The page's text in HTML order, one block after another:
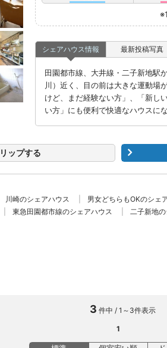
シェアハウス情報
田園都市線、大井線・二子新地駅
川）近く、目の前は大きな運動場
けど、まだ経験ない方」、「新し
い方」にも便利で快適なハウスに
最新投稿写真
ップ
川崎のシェアハウス 男女どちらもOKのシェ
東急田園都市線のシェアハウス 二子新地
3 件中 / 1～3件表示
1